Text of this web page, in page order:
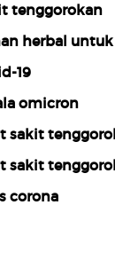
tenggorokan
herbal
19
omicron
sakit
sakit
corona